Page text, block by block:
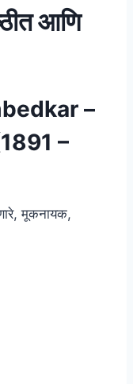
आणि
–
–
मूकनायक,